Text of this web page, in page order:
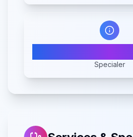
Specialer